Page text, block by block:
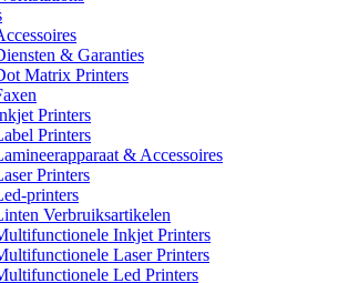
& Garanties
Matrix Printers
Printers
Printers
& Accessoires
Printers
printers
Verbruiksartikelen
Inkjet Printers
Laser Printers
Led Printers